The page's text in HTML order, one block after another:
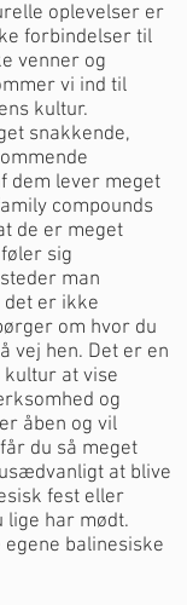
oplevelser er
forbindelser til
venner og
vi ind til
kultur.
snakkende,
dem lever meget
compounds
de er meget
sig
man
er ikke
om hvor du
vej hen. Det er en
at vise
og
åben og vil
du så meget
at blive
fest eller
lige har mødt.
balinesiske